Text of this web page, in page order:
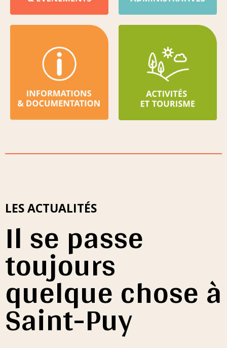
LES ACTUALITÉS
Il se passe
toujours
quelque chose à
Saint-Puy